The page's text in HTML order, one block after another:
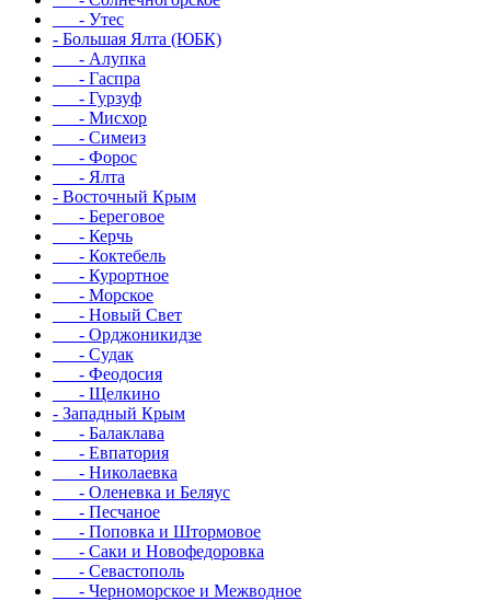
- Утес
- Большая Ялта (ЮБК)
- Алупка
- Гаспра
- Гурзуф
- Мисхор
- Симеиз
- Форос
- Ялта
- Восточный Крым
- Береговое
- Керчь
- Коктебель
- Курортное
- Морское
- Новый Свет
- Орджоникидзе
- Судак
- Феодосия
- Щелкино
- Западный Крым
- Балаклава
- Евпатория
- Николаевка
- Оленевка и Беляус
- Песчаное
- Поповка и Штормовое
- Саки и Новофедоровка
- Севастополь
- Черноморское и Межводное